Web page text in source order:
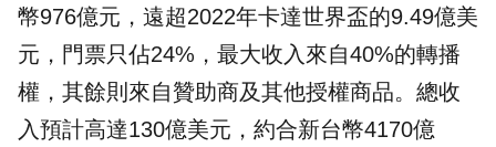
幣976億元，遠超2022年卡達世界盃的9.49億美
元，門票只佔24%，最大收入來自40%的轉播
權，其餘則來自贊助商及其他授權商品。總收
入預計高達130億美元，約合新台幣4170億